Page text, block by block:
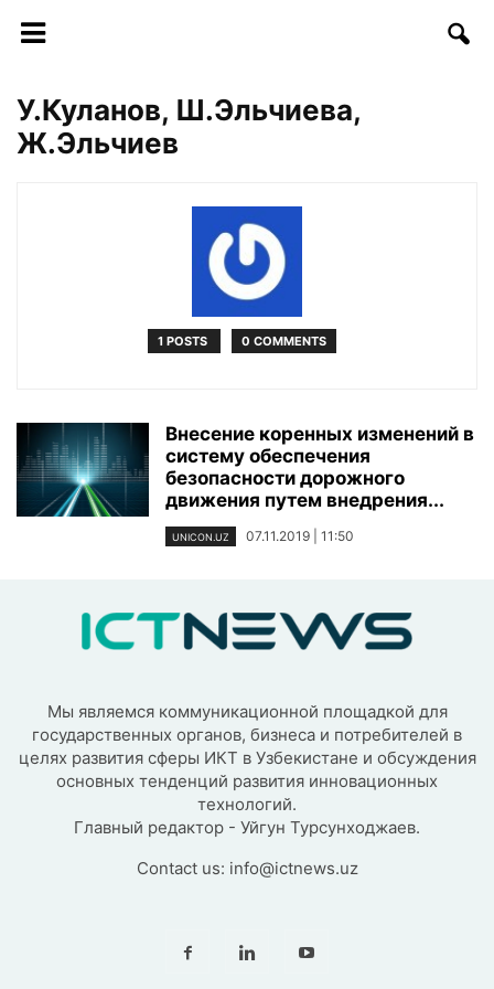
У.Куланов, Ш.Эльчиева,
Ж.Эльчиев
1 POSTS 0 COMMENTS
Внесение коренных изменений в
систему обеспечения
безопасности дорожного
движения путем внедрения...
UNICON.UZ 07.11.2019 | 11:50
Мы являемся коммуникационной площадкой для
государственных органов, бизнеса и потребителей в
целях развития сферы ИКТ в Узбекистане и обсуждения
основных тенденций развития инновационных
технологий.
Главный редактор - Уйгун Турсунходжаев.
Contact us: info@ictnews.uz